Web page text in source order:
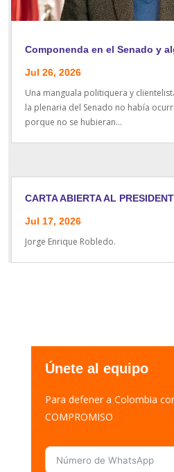
Componenda en el Senado y
Jul 26, 2026
Una manguala politiquera y
la plenaria del Senado no había
porque no se hubieran...
CARTA ABIERTA AL
Jul 17, 2026
Jorge Enrique Robledo.
Únete al equipo
Para defener a Colombia
COMPROMISO